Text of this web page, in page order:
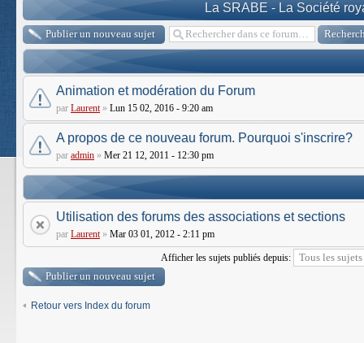
La SRABE - La Société
Publier un nouveau sujet
Animation et modération du Forum
par Laurent » Lun 15 02, 2016 - 9:20 am
A propos de ce nouveau forum. Pourquoi s'inscrire?
par admin » Mer 21 12, 2011 - 12:30 pm
Utilisation des forums des associations et sections
par Laurent » Mar 03 01, 2012 - 2:11 pm
Afficher les sujets publiés depuis:
Publier un nouveau sujet
Retour vers Index du forum